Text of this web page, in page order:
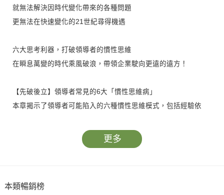
就無法解決因時代變化帶來的各種問題
更無法在快速變化的21世紀尋得機遇
六大思考利器，打破領導者的慣性思維
在瞬息萬變的時代乘風破浪，帶領企業駛向更遠的遠方！
【先破後立】領導者常見的6大「慣性思維病」
本章揭示了領導者可能陷入的六種慣性思維模式，包括經驗依
讀者提供了深入理解這些症狀的基礎。
導者的重要性，並提供實際的步驟和方法，以助讀者發展自己的
更多
本類暢銷榜